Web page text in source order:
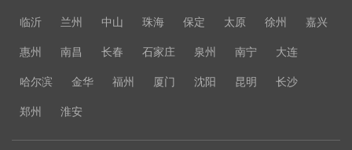
临沂 兰州 中山 珠海 保定 太原 徐州 嘉兴
惠州 南昌 长春 石家庄 泉州 南宁 大连
哈尔滨 金华 福州 厦门 沈阳 昆明 长沙
郑州 淮安